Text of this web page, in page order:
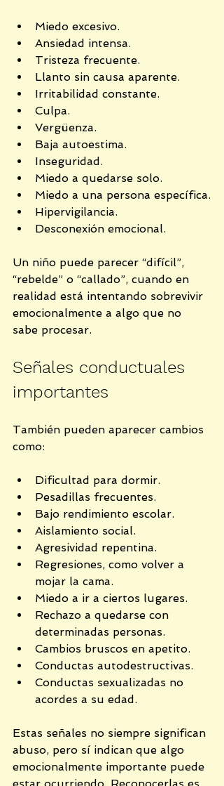
Miedo excesivo.
Ansiedad intensa.
Tristeza frecuente.
Llanto sin causa aparente.
Irritabilidad constante.
Culpa.
Vergüenza.
Baja autoestima.
Inseguridad.
Miedo a quedarse solo.
Miedo a una persona específica.
Hipervigilancia.
Desconexión emocional.
Un niño puede parecer “difícil”,
“rebelde” o “callado”, cuando en
realidad está intentando sobrevivir
emocionalmente a algo que no
sabe procesar.
Señales conductuales
importantes
También pueden aparecer cambios
como:
Dificultad para dormir.
Pesadillas frecuentes.
Bajo rendimiento escolar.
Aislamiento social.
Agresividad repentina.
Regresiones, como volver a
mojar la cama.
Miedo a ir a ciertos lugares.
Rechazo a quedarse con
determinadas personas.
Cambios bruscos en apetito.
Conductas autodestructivas.
Conductas sexualizadas no
acordes a su edad.
Estas señales no siempre significan
abuso, pero sí indican que algo
emocionalmente importante puede